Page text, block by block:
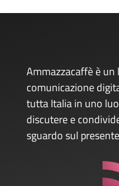
Ammazzacaffè è
comunicazione
tutta Italia in uno
discutere e
sguardo sul